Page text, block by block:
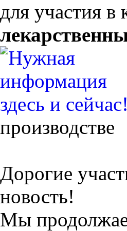
для участия
производстве
Дорогие
новость!
Мы